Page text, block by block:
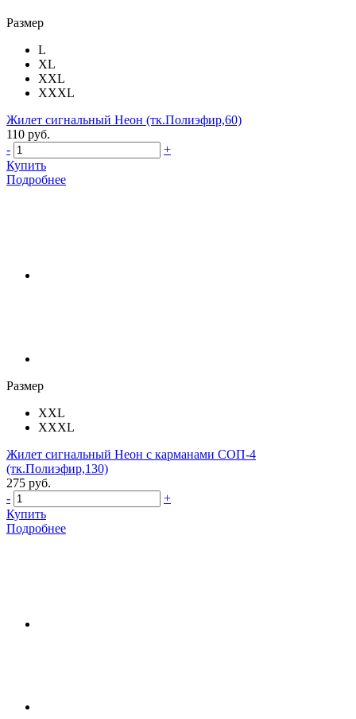
Размер
L
XL
XXL
XXXL
Жилет сигнальный Неон (тк.Полиэфир,60)
110 руб.
-
+
Купить
Подробнее
Размер
XXL
XXXL
Жилет сигнальный Неон с карманами СОП-4
(тк.Полиэфир,130)
275 руб.
-
+
Купить
Подробнее